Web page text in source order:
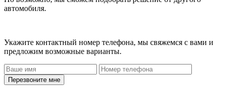
автомобиля.
Укажите контактный номер телефона, мы свяжемся с вами и
предложим возможные варианты.
Перезвоните мне